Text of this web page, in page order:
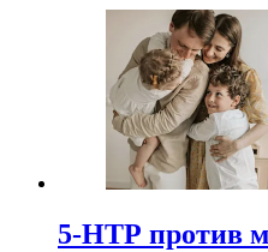
5-НТР против